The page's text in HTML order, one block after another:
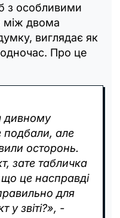
з особливими
між двома
виглядає як
Про це
дивному
подбали, але
осторонь.
зате табличка
це насправді
для
у звіті?», -